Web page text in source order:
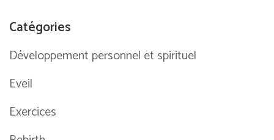
Catégories
Développement personnel et spirituel
Eveil
Exercices